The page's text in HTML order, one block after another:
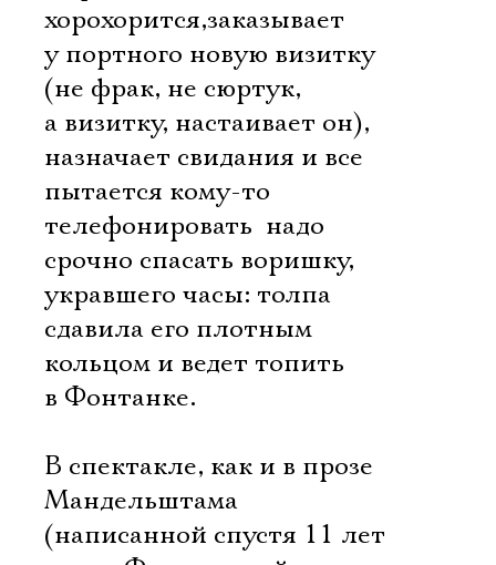
хорохорится,заказывает
у портного новую визитку
(не фрак, не сюртук,
а визитку, настаивает он),
назначает свидания и все
пытается кому-то
телефонировать  надо
срочно спасать воришку,
укравшего часы: толпа
сдавила его плотным
кольцом и ведет топить
в Фонтанке.
В спектакле, как и в прозе
Мандельштама
(написанной спустя 11 лет